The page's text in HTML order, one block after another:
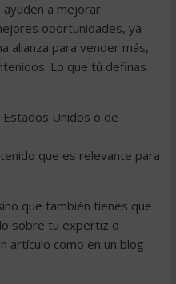
a mejorar
oportunidades, ya
alianza para vender más,
Lo que tú definas
Unidos o de
que es relevante para
que también tienes que
sobre tu expertiz o
artículo como en un blog